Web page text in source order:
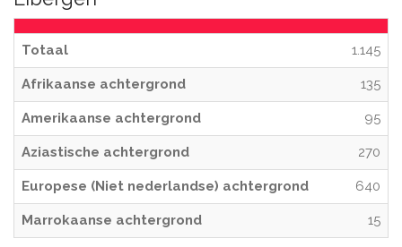
Totaal 1.145
Afrikaanse achtergrond 135
Amerikaanse achtergrond 95
Aziastische achtergrond 270
Europese (Niet nederlandse) achtergrond 640
Marrokaanse achtergrond 15